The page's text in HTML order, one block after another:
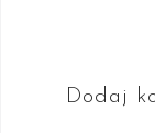
Dodaj